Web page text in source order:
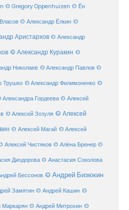
© Gregory Oppenhuizen © Ён
© Александр Ёлкин ©
Аристархов © Александр
© Александр Куракин ©
Николаев © Александр Павлов ©
Трушко © Александр Филимоненко ©
Александра Гордеева © Алексей
© Алексей Зозуля © Алексей
© Алексей Магай © Алексей
Алексей Чистяков © Алёна Бренер ©
Диодорова © Анастасия Соколова
Бессонов © Андрей Бизюкин
Замятин © Андрей Кашин ©
© Андрей Митрохин ©